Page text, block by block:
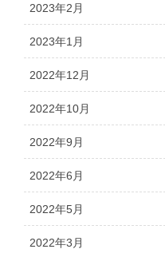
2023年2月
2023年1月
2022年12月
2022年10月
2022年9月
2022年6月
2022年5月
2022年3月